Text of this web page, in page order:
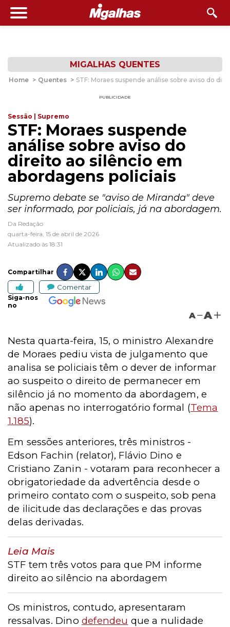
MIGALHAS QUENTES
Home > Quentes > STF: Moraes suspende análise sobre aviso do
PUBLICIDADE
Sessão | Supremo
STF: Moraes suspende
análise sobre aviso do
direito ao silêncio em
abordagens policiais
Supremo debate se "aviso de Miranda" deve
ser informado, por policiais, já na abordagem.
Da Redação
quarta-feira, 15 de abril de 2026
Atualizado às 18:31
Compartilhar
Comentar
Siga-nos
no
A A
Nesta quarta-feira, 15, o ministro Alexandre
de Moraes pediu vista de julgamento que
analisa se policiais têm o dever de informar
ao suspeito o direito de permanecer em
silêncio já no momento da abordagem, e
não apenas no interrogatório formal (Tema
1.185).
Em sessões anteriores, três ministros -
Edson Fachin (relator), Flávio Dino e
Cristiano Zanin - votaram para reconhecer a
obrigatoriedade da advertência desde o
primeiro contato com o suspeito, sob pena
de ilicitude das declarações e das provas
delas derivadas.
Leia Mais
STF tem três votos para que PM informe
direito ao silêncio na abordagem
Os ministros, contudo, apresentaram
ressalvas. Dino defendeu que a nulidade